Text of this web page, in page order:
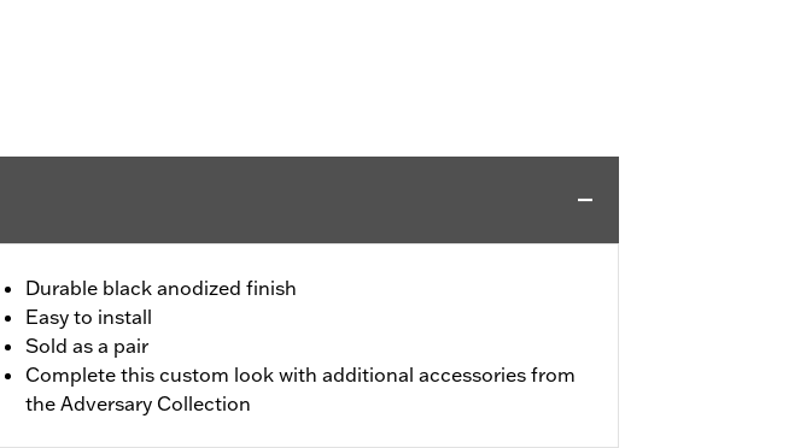
Durable black anodized finish
Easy to install
Sold as a pair
Complete this custom look with additional accessories from
the Adversary Collection